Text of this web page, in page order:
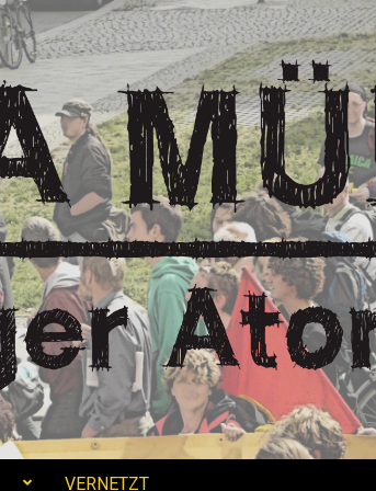
VERNETZT